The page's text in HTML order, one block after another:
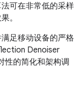
可在非常低的采样
。
足移动设备的严格
Denoiser
性的简化和架构调